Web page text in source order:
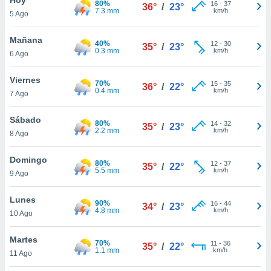
y
en
más
de
5 Ago
80%
7.3 mm
36° / 23° 16- 37
km/h
Mañana
6 Ago
40%
0.3 mm
35° / 23° 12- 30
km/h
Viernes
7 Ago
70%
0.4 mm
36° / 22° 15- 35
km/h
Sábado
8 Ago
80%
2.2 mm
35° / 23° 14- 32
km/h
Domingo
9 Ago
80%
5.5 mm
35° / 22° 12- 37
km/h
Lunes
10 Ago
90%
4.8 mm
34° / 23° 16- 44
km/h
Martes
11 Ago
70%
1.1 mm
35° / 22° 11 - 36
km/h